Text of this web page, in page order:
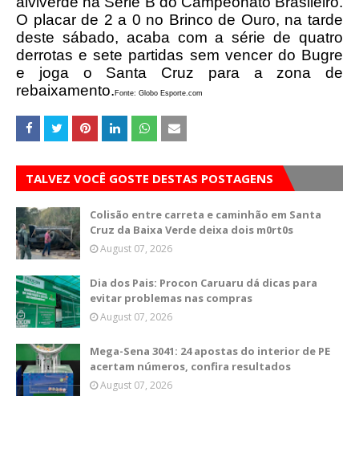
O placar de 2 a 0 no Brinco de Ouro, na tarde
deste sábado, acaba com a série de quatro
derrotas e sete partidas sem vencer do Bugre
e joga o Santa Cruz para a zona de
rebaixamento. Fonte: Globo Esporte.com
TALVEZ VOCÊ GOSTE DESTAS POSTAGENS
Colisão entre carreta e caminhão em Santa
Cruz da Baixa Verde deixa dois m0rt0s
August 07, 2026
Dia dos Pais: Procon Caruaru dá dicas para
evitar problemas nas compras
August 07, 2026
Mega-Sena 3041: 24 apostas do interior de PE
acertam números, confira resultados
August 07, 2026